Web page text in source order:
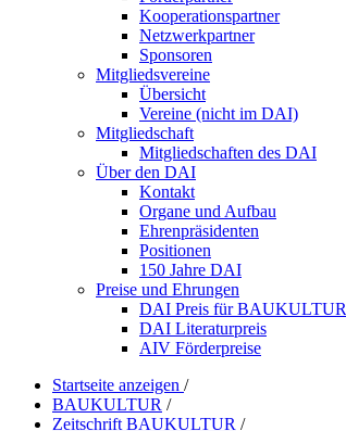
Kooperationspartner
Netzwerkpartner
Sponsoren
Mitgliedsvereine
Übersicht
Vereine (nicht im DAI)
Mitgliedschaft
Mitgliedschaften des DAI
Über den DAI
Kontakt
Organe und Aufbau
Ehrenpräsidenten
Positionen
150 Jahre DAI
Preise und Ehrungen
DAI Preis für BAUKULTUR
DAI Literaturpreis
AIV Förderpreise
Startseite anzeigen /
BAUKULTUR /
Zeitschrift BAUKULTUR /